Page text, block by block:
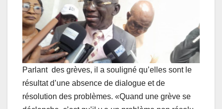
Parlant des grèves, il a souligné qu’elles sont le
résultat d’une absence de dialogue et de
résolution des problèmes. «Quand une grève se